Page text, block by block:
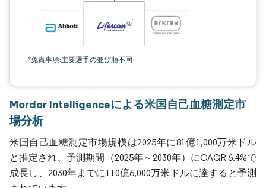
*免責事項:主要選手の並び順不同
Mordor Intelligenceによる米国自己血糖測定市
場分析
米国自己血糖測定市場規模は2025年に81億1,000万米ドル
と推定され、予測期間（2025年～2030年）にCAGR 6.4%で
成長し、2030年までに110億6,000万米ドルに達すると予測